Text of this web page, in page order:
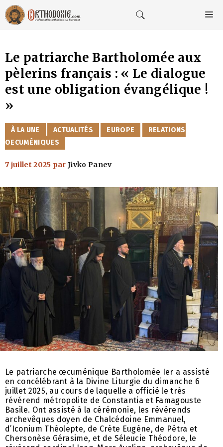
Aller
au
contenu
Le patriarche Bartholomée aux
pèlerins français : « Le dialogue
est une obligation évangélique !
»
CATÉGORIES
À LA UNE ACTUALITÉS EUROPE
RELATIONS
OECUMÉNIQUES
7 juillet 2025 parJivko Panev
Le patriarche œcuménique Bartholomée Ier a assisté
en concélébrant à la Divine Liturgie du dimanche 6
juillet 2025, au cours de laquelle a officié le très
révérend métropolite de Constantia et Famagouste
Basile. Ont assisté à la cérémonie, les révérends
archevêques doyen de Chalcédoine Emmanuel,
d’Iconium Théolepte, de Crète Eugène, de Pétra et
Chersonèse Gérasime, et de Séleucie Théodore, le